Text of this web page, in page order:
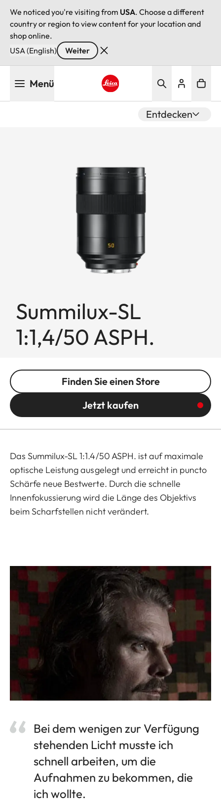
We noticed you're visiting from USA. Choose a different
country or region to view content for your location and
shop online.
USA (English)
Weiter
Menü
Entdecken
Summilux-SL
1:1,4/50 ASPH.
Finden Sie einen Store
Jetzt kaufen
Das Summilux-SL 1:1.4/50 ASPH. ist auf maximale
optische Leistung ausgelegt und erreicht in puncto
Schärfe neue Bestwerte. Durch die schnelle
Innenfokussierung wird die Länge des Objektivs
beim Scharfstellen nicht verändert.
Bei dem wenigen zur Verfügung
stehenden Licht musste ich
schnell arbeiten, um die
Aufnahmen zu bekommen, die
ich wollte.